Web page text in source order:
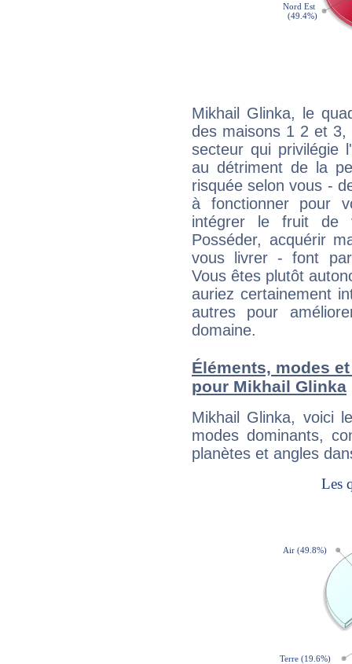
Mikhail Glinka, le
des maisons 1 2 et
secteur qui privilégie
au détriment de la
risquée selon vous -
à fonctionner pour
intégrer le fruit de
Posséder, acquérir
vous livrer - font
Vous êtes plutôt
auriez certainement
autres pour
domaine.
Éléments, modes
pour Mikhail Glinka
Mikhail Glinka, voici
modes dominants,
planètes et angles